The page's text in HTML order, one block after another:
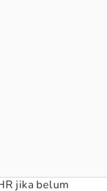
jika belum